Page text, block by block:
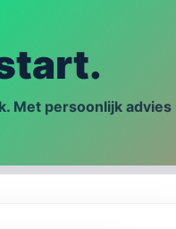
Met persoonlijk advies